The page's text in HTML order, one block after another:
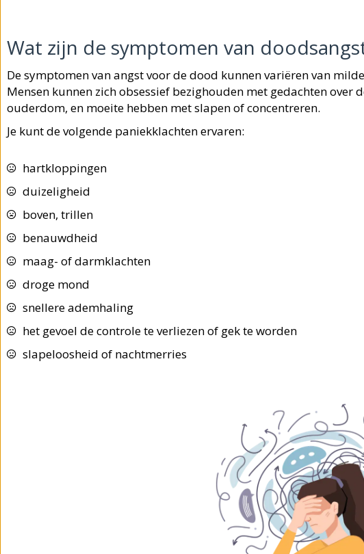
Wat zijn de symptomen van
De symptomen van angst voor de dood kunnen variëren van
Mensen kunnen zich obsessief bezighouden met gedachten over
ouderdom, en moeite hebben met slapen of concentreren.
Je kunt de volgende paniekklachten ervaren:
hartkloppingen
duizeligheid
boven, trillen
benauwdheid
maag- of darmklachten
droge mond
snellere ademhaling
het gevoel de controle te verliezen of gek te worden
slapeloosheid of nachtmerries